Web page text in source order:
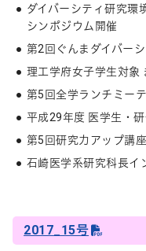
ダイバーシティ研究環
シンポジウム開催
第2回ぐんまダイバー
理工学府女子学生対象
第5回全学ランチミー
平成29年度 医学生・
第5回研究力アップ講
石崎医学系研究科長イ
2017_15号